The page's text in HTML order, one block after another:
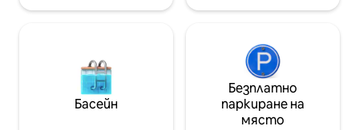
отзиви
Басейн
Безплатно
паркиране на
място